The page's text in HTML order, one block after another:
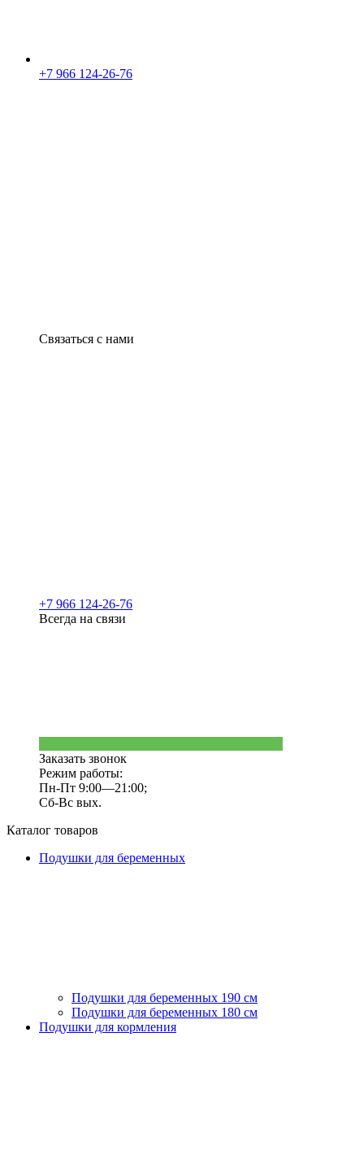
+7 966 124-26-76
Связаться с нами
+7 966 124-26-76
Всегда на связи
Заказать звонок
Режим работы:
Пн-Пт 9:00—21:00;
Сб-Вс вых.
Каталог товаров
Подушки для беременных
Подушки для беременных 190 см
Подушки для беременных 180 см
Подушки для кормления